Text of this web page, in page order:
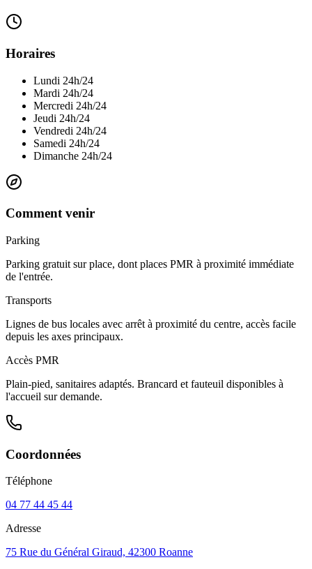
Horaires
Lundi 24h/24
Mardi 24h/24
Mercredi 24h/24
Jeudi 24h/24
Vendredi 24h/24
Samedi 24h/24
Dimanche 24h/24
Comment venir
Parking
Parking gratuit sur place, dont places PMR à proximité immédiate
de l'entrée.
Transports
Lignes de bus locales avec arrêt à proximité du centre, accès facile
depuis les axes principaux.
Accès PMR
Plain-pied, sanitaires adaptés. Brancard et fauteuil disponibles à
l'accueil sur demande.
Coordonnées
Téléphone
04 77 44 45 44
Adresse
75 Rue du Général Giraud, 42300 Roanne